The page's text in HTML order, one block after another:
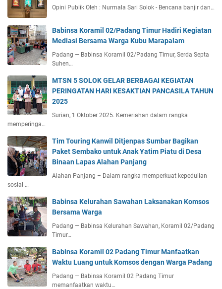
Opini Publik Oleh : Nurmala Sari Solok - Bencana banjir dan…
Babinsa Koramil 02/Padang Timur Hadiri Kegiatan
Mediasi Bersama Warga Kubu Marapalam
Padang — Babinsa Koramil 02/Padang Timur, Serda Septa
Suhen…
MTSN 5 SOLOK GELAR BERBAGAI KEGIATAN
PERINGATAN HARI KESAKTIAN PANCASILA TAHUN
2025
Surian, 1 Oktober 2025. Kemeriahan dalam rangka
memperinga…
Tim Touring Kanwil Ditjenpas Sumbar Bagikan
Paket Sembako untuk Anak Yatim Piatu di Desa
Binaan Lapas Alahan Panjang
Alahan Panjang – Dalam rangka memperkuat kepedulian
sosial …
Babinsa Kelurahan Sawahan Laksanakan Komsos
Bersama Warga
Padang — Babinsa Kelurahan Sawahan, Koramil 02/Padang
Timur…
Babinsa Koramil 02 Padang Timur Manfaatkan
Waktu Luang untuk Komsos dengan Warga Padang
Padang — Babinsa Koramil 02 Padang Timur
memanfaatkan waktu…